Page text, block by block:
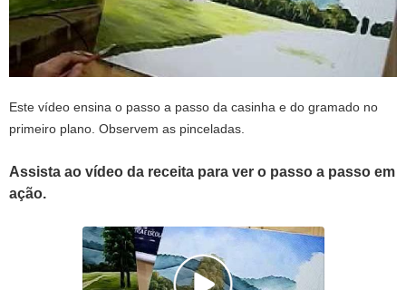
Este vídeo ensina o passo a passo da casinha e do gramado no
primeiro plano. Observem as pinceladas.
Assista ao vídeo da receita para ver o passo a passo em
ação.